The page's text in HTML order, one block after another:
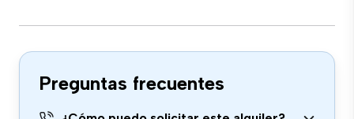
Preguntas frecuentes